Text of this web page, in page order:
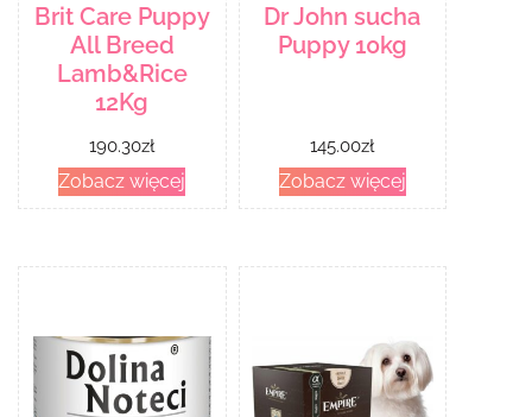
Brit Care Puppy
All Breed
Lamb&Rice
12Kg
190.30zł
Zobacz więcej
Dr John sucha
Puppy 10kg
145.00zł
Zobacz więcej